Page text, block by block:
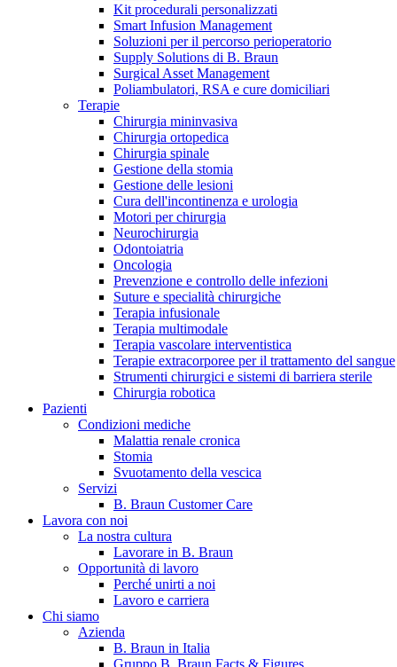
Catalogo prodotti
Campione stomia o cateteri
Richiedi gratuitamente un campione al nostro Customer Care,
Trova la tua opportunità di lavoro!
Scopri le opportunità di carriera del Gruppo B. Braun. Visita
Hai domande o richieste? Scrivici per entrare subito in contatto
Kit procedurali personalizzati
Smart Infusion Management
Soluzioni per il percorso perioperatorio
Supply Solutions di B. Braun
Surgical Asset Management
Poliambulatori, RSA e cure domiciliari
Terapie
Chirurgia mininvasiva
Chirurgia ortopedica
Chirurgia spinale
Gestione della stomia
Gestione delle lesioni
Cura dell'incontinenza e urologia
Motori per chirurgia
Neurochirurgia
Odontoiatria
Oncologia
Prevenzione e controllo delle infezioni
Suture e specialità chirurgiche
Terapia infusionale
Terapia multimodale
Terapia vascolare interventistica
Terapie extracorporee per il trattamento del sangue
Strumenti chirurgici e sistemi di barriera sterile
Chirurgia robotica
Pazienti
Condizioni mediche
Malattia renale cronica
Stomia
Svuotamento della vescica
Servizi
B. Braun Customer Care
Lavora con noi
La nostra cultura
Lavorare in B. Braun
Opportunità di lavoro
Perché unirti a noi
Lavoro e carriera
Chi siamo
Azienda
B. Braun in Italia
Gruppo B. Braun Facts & Figures